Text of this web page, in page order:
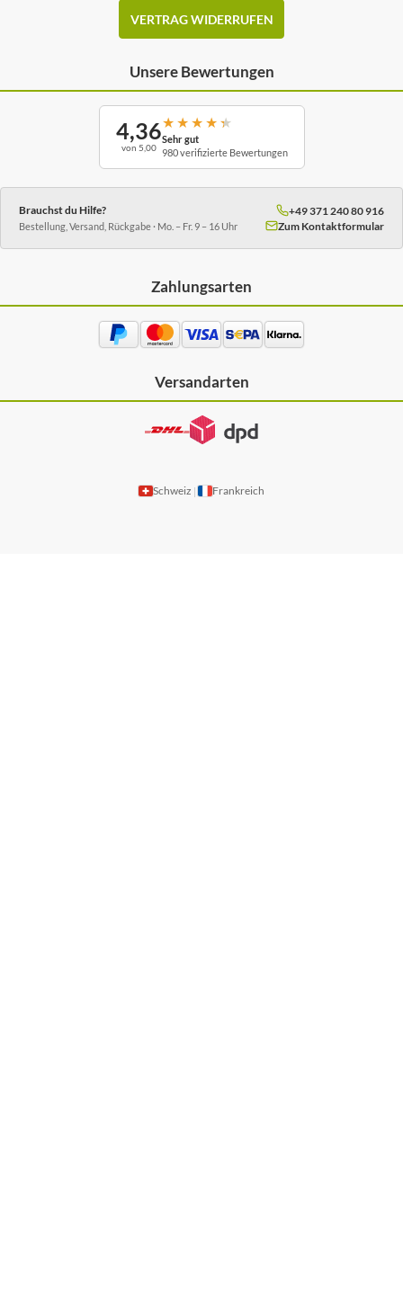
VERTRAG WIDERRUFEN
Unsere Bewertungen
4,36
von 5,00
★ ★ ★ ★ ★
Sehr gut
980 verifizierte Bewertungen
Brauchst du Hilfe?
Bestellung, Versand, Rückgabe · Mo. – Fr. 9 – 16 Uhr
+49 371 240 80 916
Zum Kontaktformular
Zahlungsarten
Versandarten
Schweiz | Frankreich